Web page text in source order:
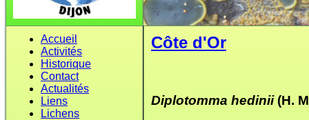
Accueil
Activités
Historique
Contact
Actualités
Liens
Lichens
Côte d'Or
Diplotomma hedinii (H.